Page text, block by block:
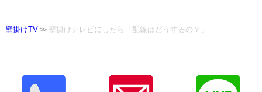
壁掛けTV 壁掛けテレビにしたら「配線はどうするの？」